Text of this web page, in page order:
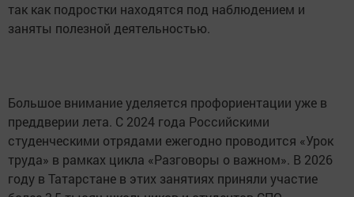
так как подростки находятся под наблюдением и
заняты полезной деятельностью.
Большое внимание уделяется профориентации уже в
преддверии лета. С 2024 года Российскими
студенческими отрядами ежегодно проводится «Урок
труда» в рамках цикла «Разговоры о важном». В 2026
году в Татарстане в этих занятиях приняли участие